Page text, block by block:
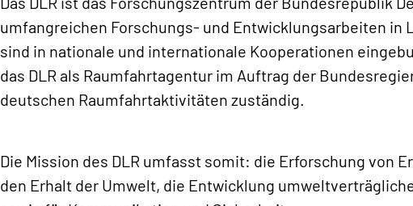
umfangreichen Forschungs- und Entwicklungsarbeiten in
sind in nationale und internationale Kooperationen
das DLR als Raumfahrtagentur im Auftrag der
deutschen Raumfahrtaktivitäten zuständig.
Die Mission des DLR umfasst somit: die Erforschung von
den Erhalt der Umwelt, die Entwicklung